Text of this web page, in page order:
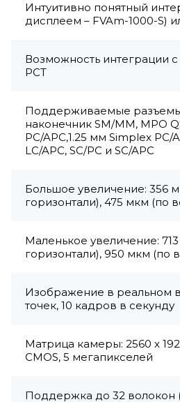
Интуитивно понятный
дисплеем – FVAm-1000-S)
Возможность интеграции с
PCT
Поддерживаемые
наконечник SM/MM, MPO
PC/APC,1.25 мм Simplex PC/
LC/APC, SC/PC и SC/APC
Большое увеличение: 356
горизонтали), 475 мкм (по
Маленькое увеличение:
горизонтали), 950 мкм (по
Изображение в реальном
точек, 10 кадров в секунду
Матрица камеры: 2560 x
CMOS, 5 мегапикселей
Поддержка до 32 волокон